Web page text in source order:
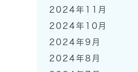
2024年11月
2024年10月
2024年9月
2024年8月